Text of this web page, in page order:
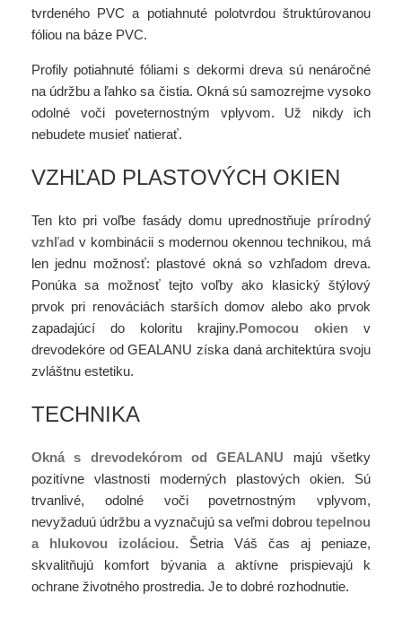
tvrdeného PVC a potiahnuté polotvrdou štruktúrovanou
fóliou na báze PVC.
Profily potiahnuté fóliami s dekormi dreva sú nenáročné
na údržbu a ľahko sa čistia. Okná sú samozrejme vysoko
odolné voči poveternostným vplyvom. Už nikdy ich
nebudete musieť natierať.
VZHĽAD PLASTOVÝCH OKIEN
Ten kto pri voľbe fasády domu uprednostňuje prírodný
vzhľad v kombinácii s modernou okennou technikou, má
len jednu možnosť: plastové okná so vzhľadom dreva.
Ponúka sa možnosť tejto voľby ako klasický štýlový
prvok pri renováciách starších domov alebo ako prvok
zapadajúcí do koloritu krajiny.Pomocou okien v
drevodekóre od GEALANU získa daná architektúra svoju
zvláštnu estetiku.
TECHNIKA
Okná s drevodekórom od GEALANU majú všetky
pozitívne vlastnosti moderných plastových okien. Sú
trvanlivé, odolné voči povetrnostným vplyvom,
nevyžaduú údržbu a vyznačujú sa veľmi dobrou tepelnou
a hlukovou izoláciou. Šetria Váš čas aj peniaze,
skvalitňujú komfort bývania a aktívne prispievajú k
ochrane životného prostredia. Je to dobré rozhodnutie.